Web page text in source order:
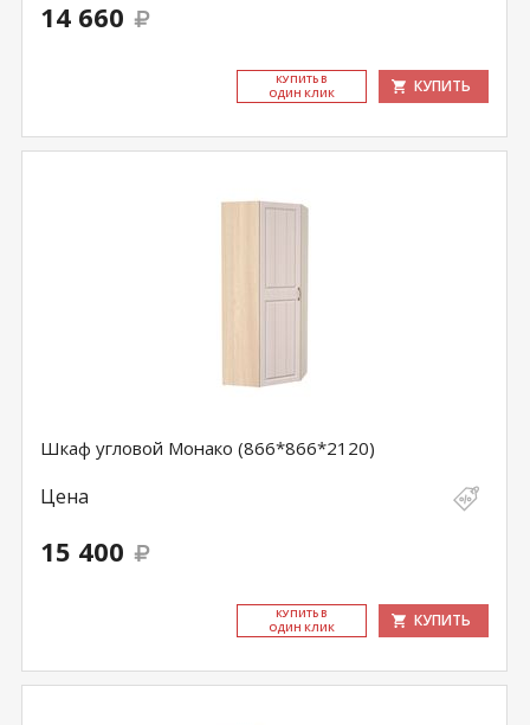
14 660
КУ­ПИТЬ В
ОДИН КЛИК
КУПИТЬ
Шкаф угловой Монако (866*866*2120)
Цена
15 400
КУ­ПИТЬ В
ОДИН КЛИК
КУПИТЬ